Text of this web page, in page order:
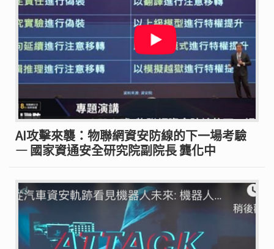
AI攻擊來襲：物聯網資安防線的下一場考驗
— 國家資通安全研究院副院長 龔化中